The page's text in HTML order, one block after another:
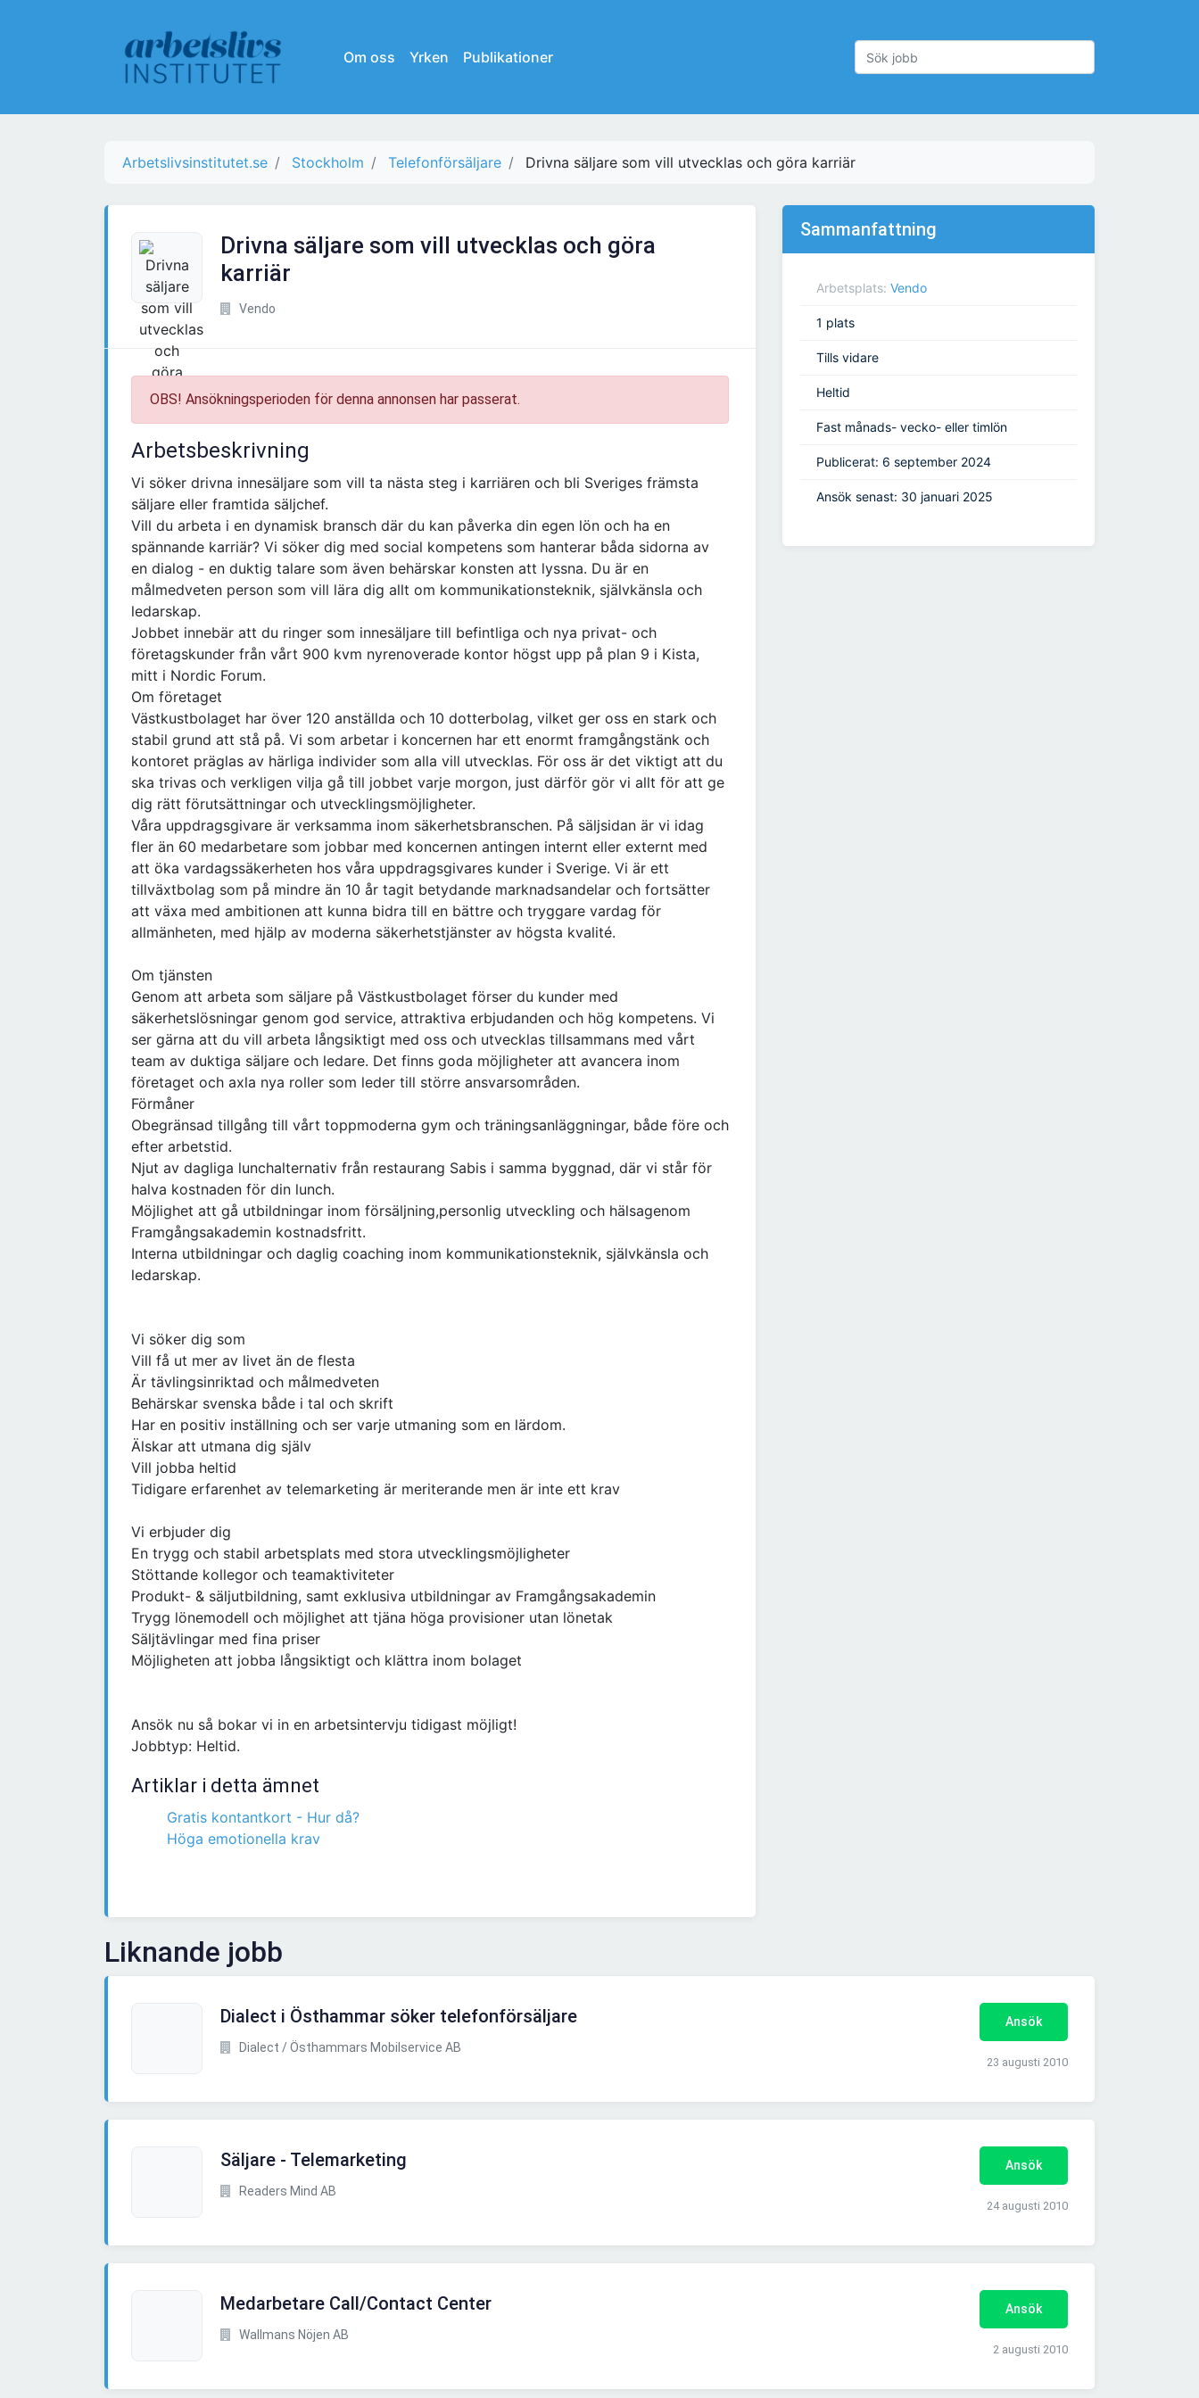
Om oss Yrken Publikationer
Arbetslivsinstitutet.se Stockholm Telefonförsäljare Drivna säljare som vill utvecklas och göra karriär
Drivna säljare som vill utvecklas och göra
karriär
Vendo
OBS! Ansökningsperioden för denna annonsen har passerat.
Arbetsbeskrivning
Vi söker drivna innesäljare som vill ta nästa steg i karriären och bli Sveriges främsta
säljare eller framtida säljchef.
Vill du arbeta i en dynamisk bransch där du kan påverka din egen lön och ha en
spännande karriär? Vi söker dig med social kompetens som hanterar båda sidorna av
en dialog - en duktig talare som även behärskar konsten att lyssna. Du är en
målmedveten person som vill lära dig allt om kommunikationsteknik, självkänsla och
ledarskap.
Jobbet innebär att du ringer som innesäljare till befintliga och nya privat- och
företagskunder från vårt 900 kvm nyrenoverade kontor högst upp på plan 9 i Kista,
mitt i Nordic Forum.
Om företaget
Västkustbolaget har över 120 anställda och 10 dotterbolag, vilket ger oss en stark och
stabil grund att stå på. Vi som arbetar i koncernen har ett enormt framgångstänk och
kontoret präglas av härliga individer som alla vill utvecklas. För oss är det viktigt att du
ska trivas och verkligen vilja gå till jobbet varje morgon, just därför gör vi allt för att ge
dig rätt förutsättningar och utvecklingsmöjligheter.
Våra uppdragsgivare är verksamma inom säkerhetsbranschen. På säljsidan är vi idag
fler än 60 medarbetare som jobbar med koncernen antingen internt eller externt med
att öka vardagssäkerheten hos våra uppdragsgivares kunder i Sverige. Vi är ett
tillväxtbolag som på mindre än 10 år tagit betydande marknadsandelar och fortsätter
att växa med ambitionen att kunna bidra till en bättre och tryggare vardag för
allmänheten, med hjälp av moderna säkerhetstjänster av högsta kvalité.
Om tjänsten
Genom att arbeta som säljare på Västkustbolaget förser du kunder med
säkerhetslösningar genom god service, attraktiva erbjudanden och hög kompetens. Vi
ser gärna att du vill arbeta långsiktigt med oss och utvecklas tillsammans med vårt
team av duktiga säljare och ledare. Det finns goda möjligheter att avancera inom
företaget och axla nya roller som leder till större ansvarsområden.
Förmåner
Obegränsad tillgång till vårt toppmoderna gym och träningsanläggningar, både före och
efter arbetstid.
Njut av dagliga lunchalternativ från restaurang Sabis i samma byggnad, där vi står för
halva kostnaden för din lunch.
Möjlighet att gå utbildningar inom försäljning,personlig utveckling och hälsagenom
Framgångsakademin kostnadsfritt.
Interna utbildningar och daglig coaching inom kommunikationsteknik, självkänsla och
ledarskap.
Vi söker dig som
Vill få ut mer av livet än de flesta
Är tävlingsinriktad och målmedveten
Behärskar svenska både i tal och skrift
Har en positiv inställning och ser varje utmaning som en lärdom.
Älskar att utmana dig själv
Vill jobba heltid
Tidigare erfarenhet av telemarketing är meriterande men är inte ett krav
Vi erbjuder dig
En trygg och stabil arbetsplats med stora utvecklingsmöjligheter
Stöttande kollegor och teamaktiviteter
Produkt- & säljutbildning, samt exklusiva utbildningar av Framgångsakademin
Trygg lönemodell och möjlighet att tjäna höga provisioner utan lönetak
Säljtävlingar med fina priser
Möjligheten att jobba långsiktigt och klättra inom bolaget
Ansök nu så bokar vi in en arbetsintervju tidigast möjligt!
Jobbtyp: Heltid.
Artiklar i detta ämnet
Gratis kontantkort - Hur då?
Höga emotionella krav
Sammanfattning
Arbetsplats: Vendo
1 plats
Tills vidare
Heltid
Fast månads- vecko- eller timlön
Publicerat: 6 september 2024
Ansök senast: 30 januari 2025
Liknande jobb
Dialect i Östhammar söker telefonförsäljare
Dialect / Östhammars Mobilservice AB
Ansök
23 augusti 2010
Säljare - Telemarketing
Readers Mind AB
Ansök
24 augusti 2010
Medarbetare Call/Contact Center
Wallmans Nöjen AB
Ansök
2 augusti 2010